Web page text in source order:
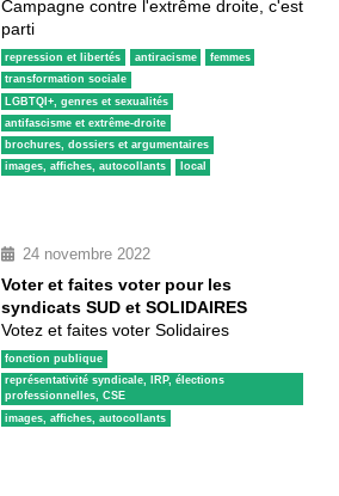
Campagne contre l'extrême droite, c'est
parti
repression et libertés antiracisme
femmes
transformation sociale
LGBTQI+, genres et sexualités
antifascisme et extrême-droite
brochures, dossiers et argumentaires
images, affiches, autocollants
local
24 novembre 2022
Voter et faites voter pour les
syndicats SUD et SOLIDAIRES
Votez et faites voter Solidaires
fonction publique
représentativité syndicale, IRP, élections
professionnelles, CSE
images, affiches, autocollants